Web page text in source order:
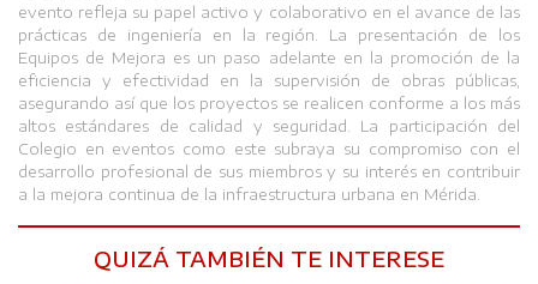
evento refleja su papel activo y colaborativo en el avance de las
prácticas de ingeniería en la región. La presentación de los
Equipos de Mejora es un paso adelante en la promoción de la
eficiencia y efectividad en la supervisión de obras públicas,
asegurando así que los proyectos se realicen conforme a los más
altos estándares de calidad y seguridad. La participación del
Colegio en eventos como este subraya su compromiso con el
desarrollo profesional de sus miembros y su interés en contribuir
a la mejora continua de la infraestructura urbana en Mérida.
QUIZÁ TAMBIÉN TE INTERESE